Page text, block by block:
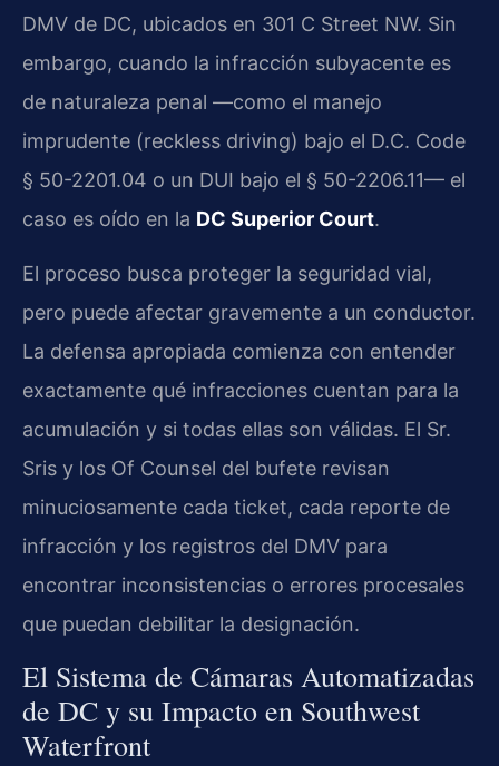
DMV de DC, ubicados en 301 C Street NW. Sin
embargo, cuando la infracción subyacente es
de naturaleza penal —como el manejo
imprudente (reckless driving) bajo el D.C. Code
§ 50-2201.04 o un DUI bajo el § 50-2206.11— el
caso es oído en la DC Superior Court.
El proceso busca proteger la seguridad vial,
pero puede afectar gravemente a un conductor.
La defensa apropiada comienza con entender
exactamente qué infracciones cuentan para la
acumulación y si todas ellas son válidas. El Sr.
Sris y los Of Counsel del bufete revisan
minuciosamente cada ticket, cada reporte de
infracción y los registros del DMV para
encontrar inconsistencias o errores procesales
que puedan debilitar la designación.
El Sistema de Cámaras Automatizadas
de DC y su Impacto en Southwest
Waterfront